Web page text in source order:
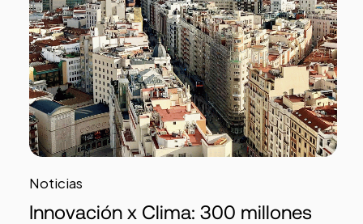
Noticias
Innovación x Clima: 300 millones